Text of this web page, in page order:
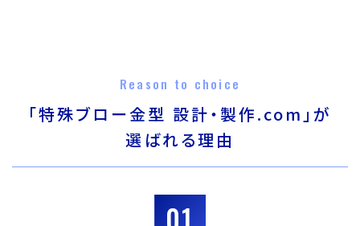
Reason to choice
「特殊ブロー金型 設計・製作.com」が
選ばれる理由